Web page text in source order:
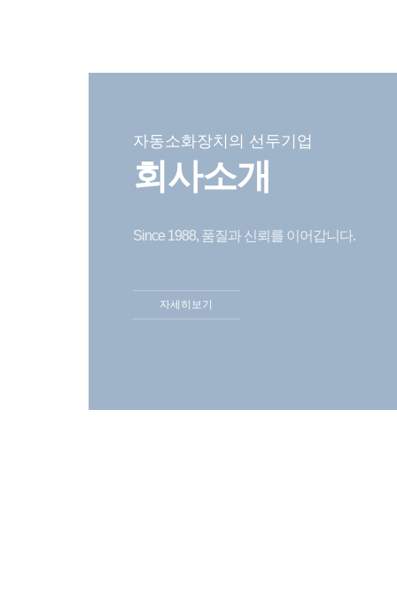
자동소화장치의 선두기업
회사소개
Since 1988, 품질과 신뢰를 이어갑니다.
자세히보기